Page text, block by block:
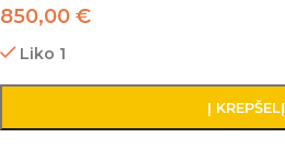
850,00 €
Liko 1
Į KREPŠELĮ